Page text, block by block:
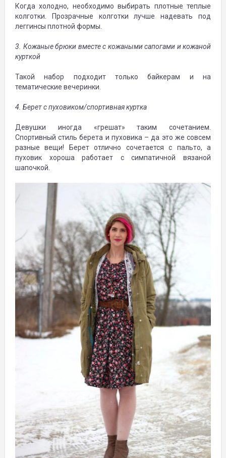
Когда холодно, необходимо выбирать плотные теплые
колготки. Прозрачные колготки лучше надевать под
леггинсы плотной формы.
3. Кожаные брюки вместе с кожаными сапогами и кожаной
курткой
Такой набор подходит только байкерам и на
тематические вечеринки.
4. Берет с пуховиком/спортивная куртка
Девушки иногда «грешат» таким сочетанием.
Спортивный стиль берета и пуховика – да это же совсем
разные вещи! Берет отлично сочетается с пальто, а
пуховик хороша работает с симпатичной вязаной
шапочкой.